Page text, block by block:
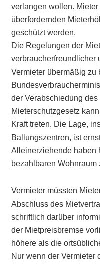
verlangen wollen.
überfordernden
geschützt werden.
Die Regelungen der
verbraucherfreundlicher
Vermieter übermäßig zu
der Verabschiedung des
Mieterschutzgesetz
Kraft treten. Die Lage,
Ballungszentren, ist
Alleinerziehende haben
bezahlbaren Wohnraum
Vermieter müssten
Abschluss des
schriftlich darüber
der Mietpreisbremse
höhere als die
Nur wenn der Vermieter